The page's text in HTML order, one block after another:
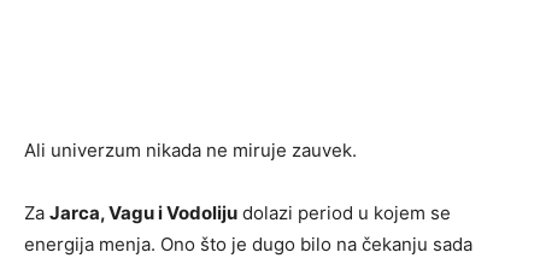
Ali univerzum nikada ne miruje zauvek.
Za Jarca, Vagu i Vodoliju dolazi period u kojem se
energija menja. Ono što je dugo bilo na čekanju sada